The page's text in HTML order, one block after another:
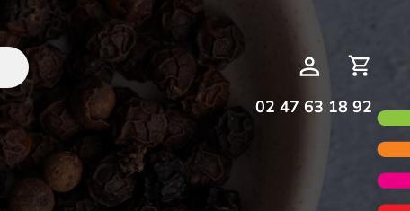
Mon
devis
02 47 63 18 92